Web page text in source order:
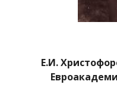
Е.И.